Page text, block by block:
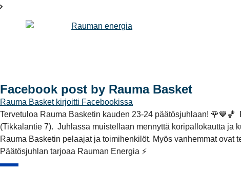
Facebook post by Rauma Basket
Rauma Basket kirjoitti Facebookissa
Tervetuloa Rauma Basketin kauden 23-24 päätösjuhlaan!
(Tikkalantie 7).⁠ ⁠ Juhlassa muistellaan mennyttä koripallokautta
Rauma Basketin pelaajat ja toimihenkilöt. Myös vanhemmat
Päätösjuhlan tarjoaa Rauman Energia ⚡️